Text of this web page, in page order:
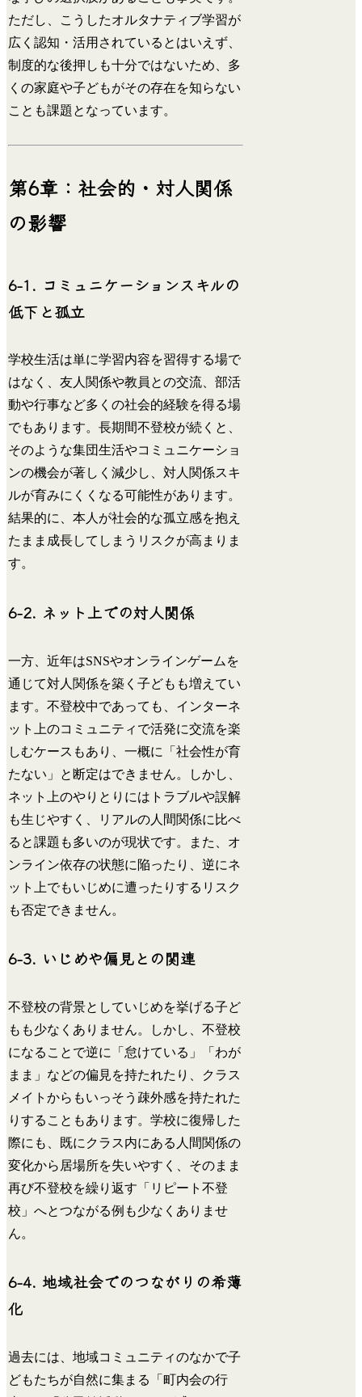
ただし、こうしたオルタナティブ学習が
広く認知・活用されているとはいえず、
制度的な後押しも十分ではないため、多
くの家庭や子どもがその存在を知らない
ことも課題となっています。
第6章：社会的・対人関係
の影響
6-1. コミュニケーションスキルの
低下と孤立
学校生活は単に学習内容を習得する場で
はなく、友人関係や教員との交流、部活
動や行事など多くの社会的経験を得る場
でもあります。長期間不登校が続くと、
そのような集団生活やコミュニケーショ
ンの機会が著しく減少し、対人関係スキ
ルが育みにくくなる可能性があります。
結果的に、本人が社会的な孤立感を抱え
たまま成長してしまうリスクが高まりま
す。
6-2. ネット上での対人関係
一方、近年はSNSやオンラインゲームを
通じて対人関係を築く子どもも増えてい
ます。不登校中であっても、インターネ
ット上のコミュニティで活発に交流を楽
しむケースもあり、一概に「社会性が育
たない」と断定はできません。しかし、
ネット上のやりとりにはトラブルや誤解
も生じやすく、リアルの人間関係に比べ
ると課題も多いのが現状です。また、オ
ンライン依存の状態に陥ったり、逆にネ
ット上でもいじめに遭ったりするリスク
も否定できません。
6-3. いじめや偏見との関連
不登校の背景としていじめを挙げる子ど
もも少なくありません。しかし、不登校
になることで逆に「怠けている」「わが
まま」などの偏見を持たれたり、クラス
メイトからもいっそう疎外感を持たれた
りすることもあります。学校に復帰した
際にも、既にクラス内にある人間関係の
変化から居場所を失いやすく、そのまま
再び不登校を繰り返す「リピート不登
校」へとつながる例も少なくありませ
ん。
6-4. 地域社会でのつながりの希薄
化
過去には、地域コミュニティのなかで子
どもたちが自然に集まる「町内会の行